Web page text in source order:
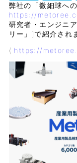
弊社の「微細球へ
https://
研究者・エンジニ
リー」]で紹介され
( https://